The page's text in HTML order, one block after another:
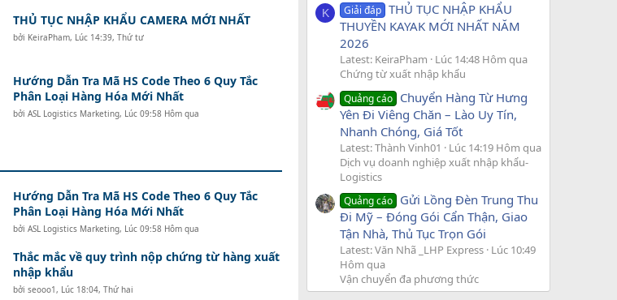
THỦ TỤC NHẬP KHẨU CAMERA MỚI NHẤT
bởi KeiraPham, Lúc 14:39, Thứ tư
Hướng Dẫn Tra Mã HS Code Theo 6 Quy Tắc
Phân Loại Hàng Hóa Mới Nhất
bởi ASL Logistics Marketing, Lúc 09:58 Hôm qua
Hướng Dẫn Tra Mã HS Code Theo 6 Quy Tắc
Phân Loại Hàng Hóa Mới Nhất
bởi ASL Logistics Marketing, Lúc 09:58 Hôm qua
Thắc mắc về quy trình nộp chứng từ hàng xuất
nhập khẩu
bởi seooo1, Lúc 18:04, Thứ hai
K Giải đáp THỦ TỤC NHẬP KHẨU
THUYỀN KAYAK MỚI NHẤT NĂM
2026
Latest: KeiraPham
Lúc 14:48 Hôm qua
Chứng từ xuất nhập khẩu
Quảng cáo Chuyển Hàng Từ Hưng
Yên Đi Viêng Chăn – Lào Uy Tín,
Nhanh Chóng, Giá Tốt
Latest: Thành Vinh01
Lúc 14:19 Hôm qua
Dịch vụ doanh nghiệp xuất nhập khẩu-
Logistics
Quảng cáo Gửi Lồng Đèn Trung Thu
Đi Mỹ – Đóng Gói Cẩn Thận, Giao
Tận Nhà, Thủ Tục Trọn Gói
Latest: Văn Nhã _LHP Express Lúc 10:49
Hôm qua
Vận chuyển đa phương thức